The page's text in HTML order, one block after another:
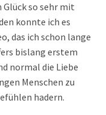
so sehr mit
konnte ich es
das ich schon lange
bislang erstem
normal die Liebe
Menschen zu
hadern.